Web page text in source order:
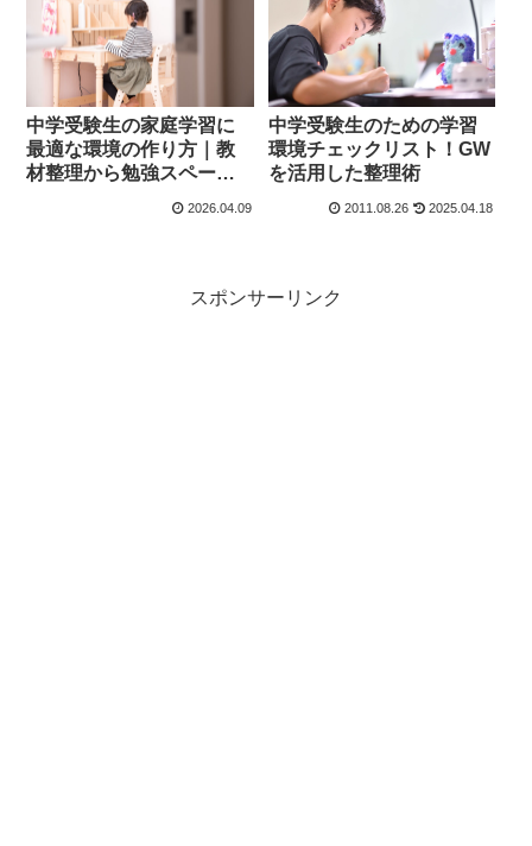
中学受験生の家庭学習に
最適な環境の作り方｜教
材整理から勉強スペース
2026.04.09
中学受験生のための学習
環境チェックリスト！GW
を活用した整理術
2011.08.26 2025.04.18
スポンサーリンク